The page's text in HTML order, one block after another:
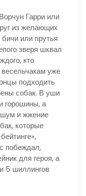
Гарри или
из желающих
или прутья
зверя шквал
кто
уже
подходить
собак. В уши
горошины, а
и жжение
которые
побеждал,
для героя, а
5 шиллингов